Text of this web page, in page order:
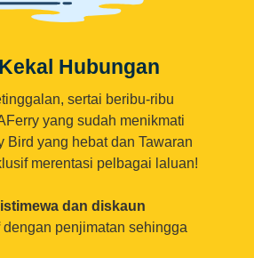
Hubungan
sertai beribu-ribu
yang sudah menikmati
Bird yang hebat dan Tawaran
merentasi pelbagai laluan!
dan diskaun
dengan penjimatan sehingga